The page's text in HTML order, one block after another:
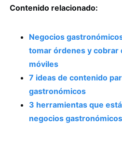
Contenido relacionado:
Negocios
tomar órdenes y cobrar
móviles
7 ideas de contenido
gastronómicos
3 herramientas que
negocios gastronómicos